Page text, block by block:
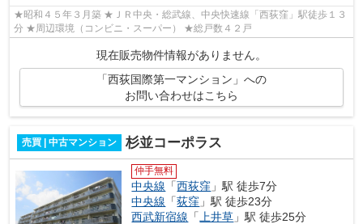
★昭和４５年３月築 ★ＪＲ中央・総武線、中央快速線「西荻窪」駅徒歩１３
分 ★周辺環境（コンビニ・スーパー） ★総戸数４２戸
現在販売物件情報がありません。
「西荻国際第一マンション」への
お問い合わせはこちら
売買 | 中古マンション 杉並コーポラス
仲手無料
中央線 「西荻窪 」駅 徒歩7分
中央線 「荻窪 」駅 徒歩23分
西武新宿線 「 上井草 」駅 徒歩25分